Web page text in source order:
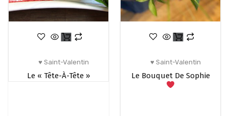
♥ Saint-Valentin
Le « Tête-À-Tête »
♥ Saint-Valentin
Le Bouquet De Sophie